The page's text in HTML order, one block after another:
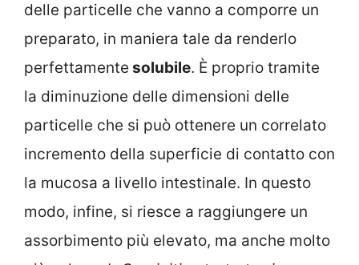
delle particelle che vanno a comporre un
preparato, in maniera tale da renderlo
perfettamente solubile. È proprio tramite
la diminuzione delle dimensioni delle
particelle che si può ottenere un correlato
incremento della superficie di contatto con
la mucosa a livello intestinale. In questo
modo, infine, si riesce a raggiungere un
assorbimento più elevato, ma anche molto